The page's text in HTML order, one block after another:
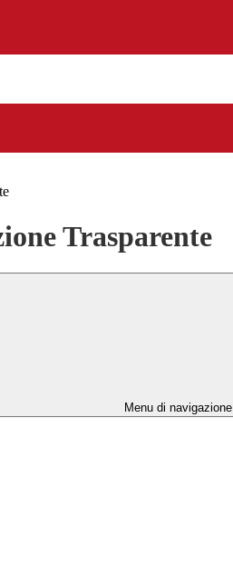
Trasparente
Menu di navigazione